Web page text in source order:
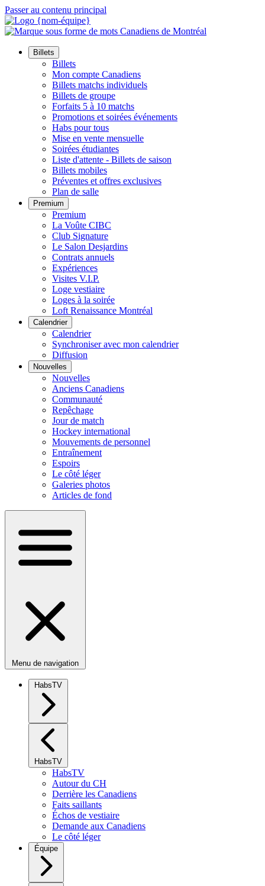
Passer au contenu principal
Billets
Billets
Mon compte Canadiens
Billets matchs individuels
Billets de groupe
Forfaits 5 à 10 matchs
Promotions et soirées événements
Habs pour tous
Mise en vente mensuelle
Soirées étudiantes
Liste d'attente - Billets de saison
Billets mobiles
Préventes et offres exclusives
Plan de salle
Premium
Premium
La Voûte CIBC
Club Signature
Le Salon Desjardins
Contrats annuels
Expériences
Visites V.I.P.
Loge vestiaire
Loges à la soirée
Loft Renaissance Montréal
Calendrier
Calendrier
Synchroniser avec mon calendrier
Diffusion
Nouvelles
Nouvelles
Anciens Canadiens
Communauté
Repêchage
Jour de match
Hockey international
Mouvements de personnel
Entraînement
Espoirs
Le côté léger
Galeries photos
Articles de fond
Menu de navigation
HabsTV
HabsTV
HabsTV
Autour du CH
Derrière les Canadiens
Faits saillants
Échos de vestiaire
Demande aux Canadiens
Le côté léger
Équipe